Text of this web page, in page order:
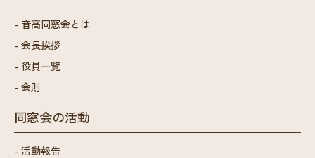
音高同窓会とは
会長挨拶
役員一覧
会則
同窓会の活動
活動報告